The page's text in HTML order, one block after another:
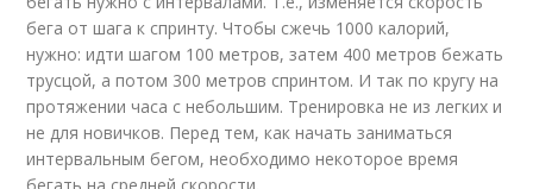
бега от шага к спринту. Чтобы сжечь 1000 калорий,
нужно: идти шагом 100 метров, затем 400 метров бежать
трусцой, а потом 300 метров спринтом. И так по кругу на
протяжении часа с небольшим. Тренировка не из легких и
не для новичков. Перед тем, как начать заниматься
интервальным бегом, необходимо некоторое время